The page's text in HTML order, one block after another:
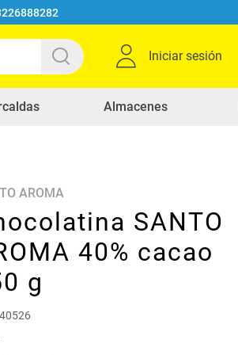
Iniciar sesión
Almacenes
AROMA
SANTO
40% cacao
g
40526